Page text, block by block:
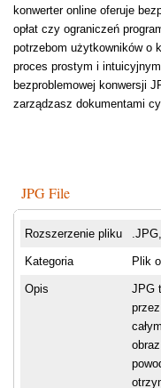
konwerter online oferuje
opłat czy ograniczeń
potrzebom użytkowników o
proces prostym i
bezproblemowej konwersji
zarządzasz dokumentami
JPG File
Rozszerzenie pliku
Kategoria Plik
Opis
JPG